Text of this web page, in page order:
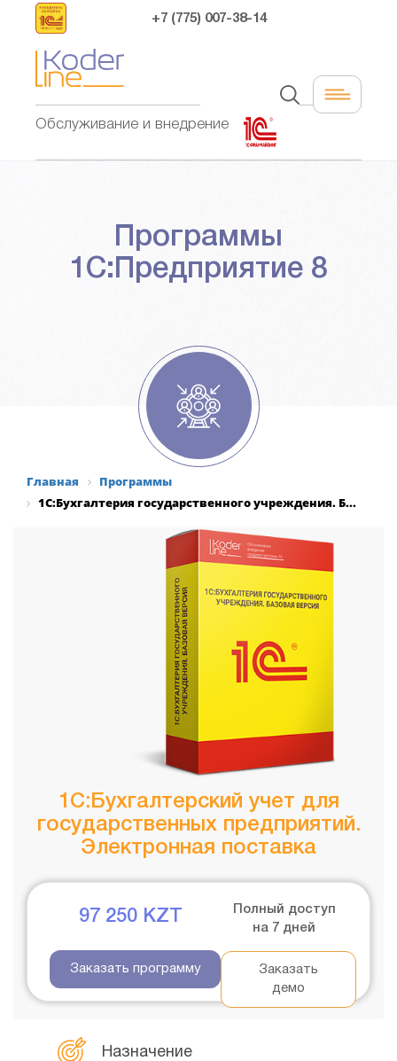
Обслуживание и внедрение
+7 (775) 007-38-14
Программы
1С:Предприятие 8
Главная
Программы
1С:Бухгалтерия государственного учреждения. Б...
1С:Бухгалтерский учет для
государственных предприятий.
Электронная поставка
97 250 KZT
Заказать программу
Полный доступ
на 7 дней
Заказать
демо
Назначение